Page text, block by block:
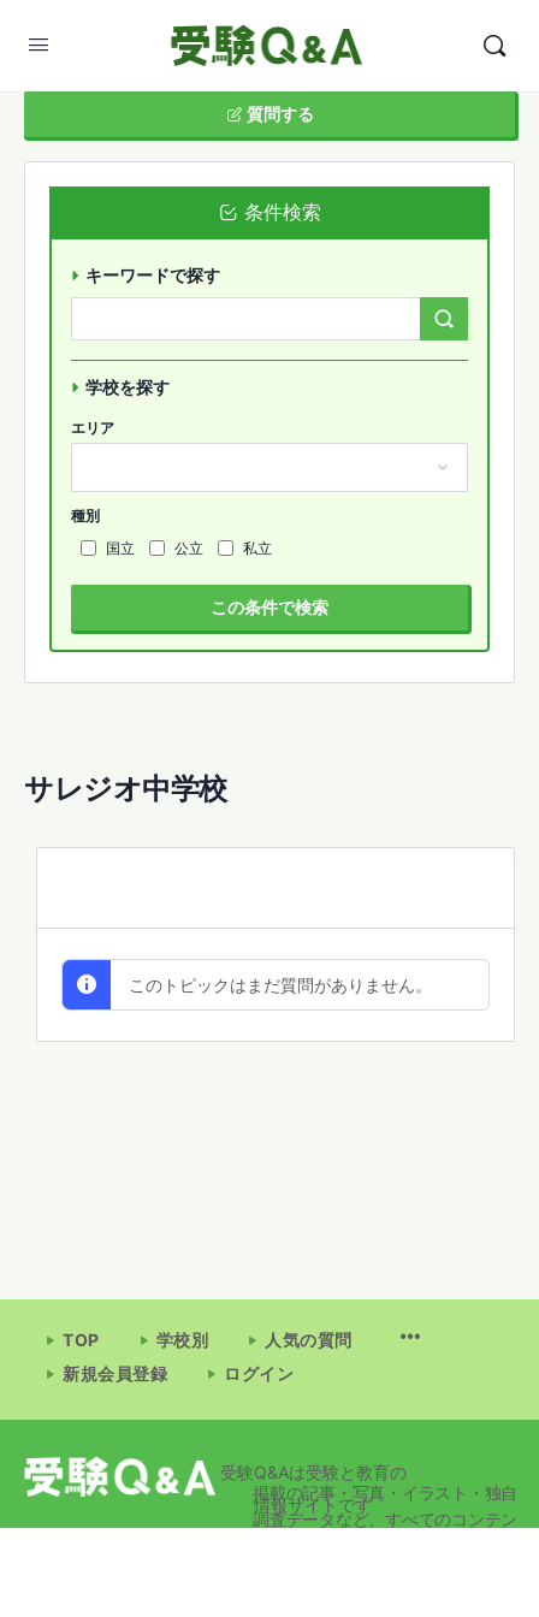
サレジオ中学校
このトピックはまだ質問がありません。
質問する
条件検索
キーワードで探す
学校を探す
エリア
種別
国立
公立 私立
この条件で検索
TOP 学校別
人気の質問
新規会員登録
ログイン
受験Q&Aは受験と教育の
情報サイトです
掲載の記事・写真・イラスト・独自
調査データなど、すべてのコンテン